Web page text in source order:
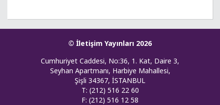
© İletişim Yayınları 2026
Cumhuriyet Caddesi, No:36, 1. Kat, Daire 3,
Seyhan Apartmanı, Harbiye Mahallesi,
Şişli 34367, İSTANBUL
T: (212) 516 22 60
F: (212) 516 12 58